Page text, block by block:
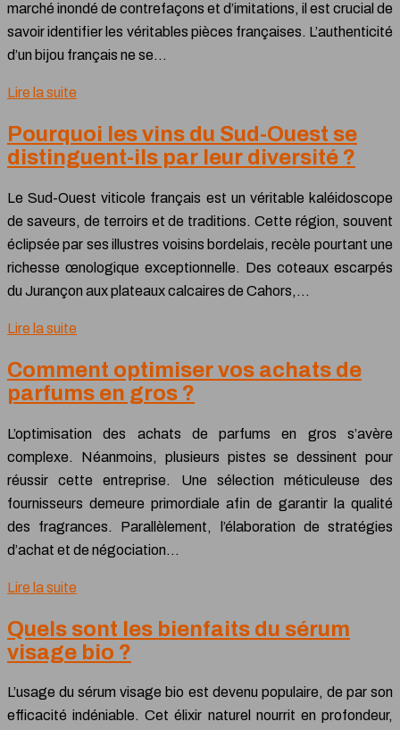
marché inondé de contrefaçons et d’imitations, il est crucial de
savoir identifier les véritables pièces françaises. L’authenticité
d’un bijou français ne se…
Lire la suite
Pourquoi les vins du Sud-Ouest se
distinguent-ils par leur diversité ?
Le Sud-Ouest viticole français est un véritable kaléidoscope
de saveurs, de terroirs et de traditions. Cette région, souvent
éclipsée par ses illustres voisins bordelais, recèle pourtant une
richesse œnologique exceptionnelle. Des coteaux escarpés
du Jurançon aux plateaux calcaires de Cahors,…
Lire la suite
Comment optimiser vos achats de
parfums en gros ?
L’optimisation des achats de parfums en gros s’avère
complexe. Néanmoins, plusieurs pistes se dessinent pour
réussir cette entreprise. Une sélection méticuleuse des
fournisseurs demeure primordiale afin de garantir la qualité
des fragrances. Parallèlement, l’élaboration de stratégies
d’achat et de négociation…
Lire la suite
Quels sont les bienfaits du sérum
visage bio ?
L’usage du sérum visage bio est devenu populaire, de par son
efficacité indéniable. Cet élixir naturel nourrit en profondeur,